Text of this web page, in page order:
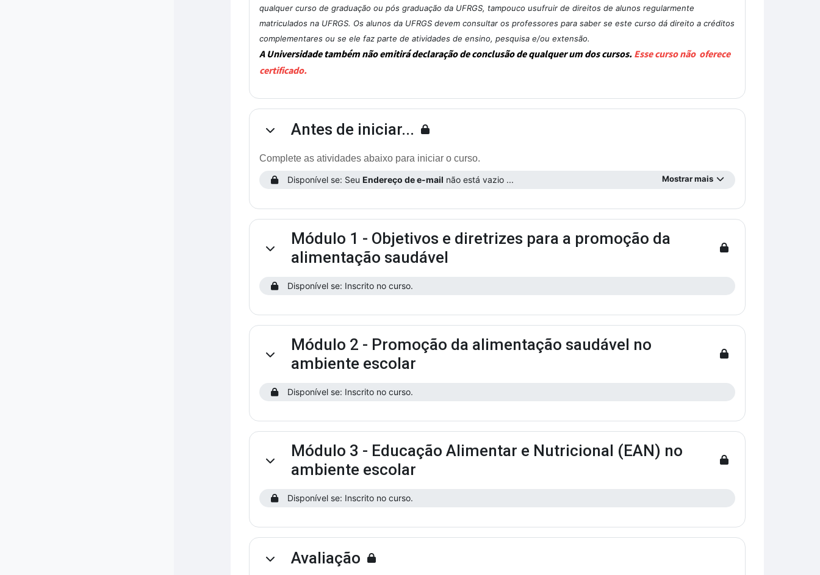
qualquer curso de graduação ou pós graduação da UFRGS, tampouco usufruir de direitos de alunos regularmente
matriculados na UFRGS. Os alunos da UFRGS devem consultar os professores para saber se este curso dá direito a créditos
complementares ou se ele faz parte de atividades de ensino, pesquisa e/ou extensão.
A Universidade também não emitirá declaração de conclusão de qualquer um dos cursos. Esse curso não oferece
certificado.
ContrairAntes de iniciar...
Complete as atividades abaixo para iniciar o curso.
Mostrar mais
Disponível se: Seu Endereço de e-mail não está vazio ...
Contrair
Módulo 1 - Objetivos e diretrizes para a promoção da
alimentação saudável
Disponível se: Inscrito no curso.
Contrair
Módulo 2 - Promoção da alimentação saudável no
ambiente escolar
Disponível se: Inscrito no curso.
Contrair
Módulo 3 - Educação Alimentar e Nutricional (EAN) no
ambiente escolar
Disponível se: Inscrito no curso.
ContrairAvaliação